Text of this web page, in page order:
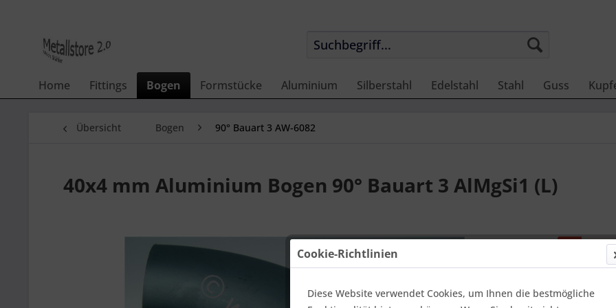
Home Fittings Bogen Formstücke Aluminium Silberstahl Edelstahl Stahl Guss
Übersicht Bogen 90° Bauart 3 AW-6082
40x4 mm Aluminium Bogen 90° Bauart 3 AlMgSi1 (L)
99,99
Einheit:1 Stück
Cookie-Richtlinien
Diese Website verwendet Cookies, um Ihnen die bestmögliche